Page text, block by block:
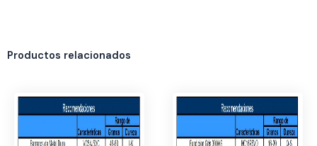
Productos relacionados